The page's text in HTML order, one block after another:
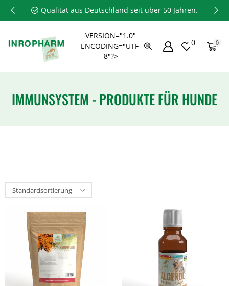
Qualität aus Deutschland seit über 50 Jahren.
VERSION="1.0"
ENCODING="UTF-
8"?>
0 0
IMMUNSYSTEM - PRODUKTE FÜR HUNDE